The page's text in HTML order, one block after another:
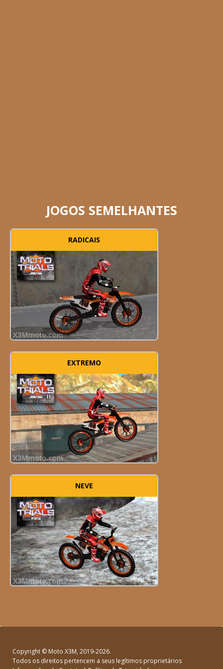
JOGOS SEMELHANTES
RADICAIS
EXTREMO
NEVE
Copyright © Moto X3M, 2019-2026.
Todos os direitos pertencem a seus legítimos proprietários